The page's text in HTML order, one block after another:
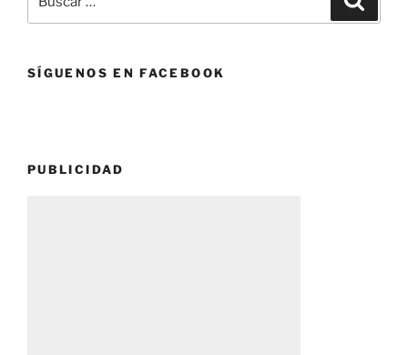
por:
SÍGUENOS EN FACEBOOK
PUBLICIDAD